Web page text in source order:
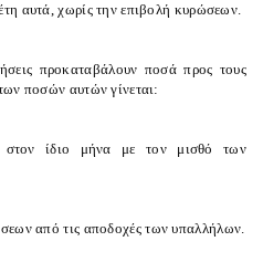
αυτά, χωρίς την επιβολή κυρώσεων.
προκαταβάλουν ποσά προς τους
ποσών αυτών γίνεται:
ίδιο μήνα με τον μισθό των
από τις αποδοχές των υπαλλήλων.